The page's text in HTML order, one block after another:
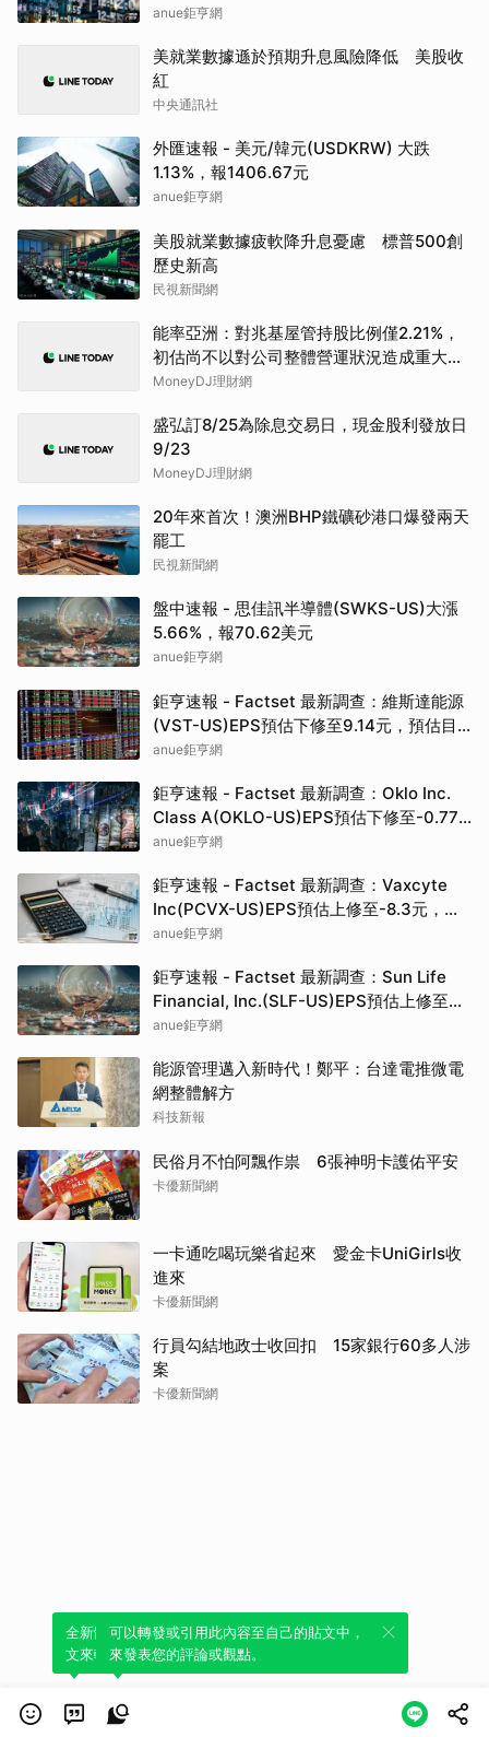
anue鉅亨網
美就業數據遜於預期升息風險降低 美股收
紅
中央通訊社
外匯速報 - 美元/韓元(USDKRW) 大跌
1.13%，報1406.67元
anue鉅亨網
美股就業數據疲軟降升息憂慮 標普500創
歷史新高
民視新聞網
能率亞洲：對兆基屋管持股比例僅2.21%，
初估尚不以對公司整體營運狀況造成重大影
響
MoneyDJ理財網
盛弘訂8/25為除息交易日，現金股利發放日
9/23
MoneyDJ理財網
20年來首次！澳洲BHP鐵礦砂港口爆發兩天
罷工
民視新聞網
盤中速報 - 思佳訊半導體(SWKS-US)大漲
5.66%，報70.62美元
anue鉅亨網
鉅亨速報 - Factset 最新調查：維斯達能源
(VST-US)EPS預估下修至9.14元，預估目
標價為222.00元
anue鉅亨網
鉅亨速報 - Factset 最新調查：Oklo Inc.
Class A(OKLO-US)EPS預估下修至-0.77
元，預估目標價為83.50元
anue鉅亨網
鉅亨速報 - Factset 最新調查：Vaxcyte
Inc(PCVX-US)EPS預估上修至-8.3元，預
估目標價為110.00元
anue鉅亨網
鉅亨速報 - Factset 最新調查：Sun Life
Financial, Inc.(SLF-US)EPS預估上修至
5.73元，預估目標價為80.81元
anue鉅亨網
能源管理邁入新時代！鄭平：台達電推微電
網整體解方
科技新報
民俗月不怕阿飄作祟 6張神明卡護佑平安
卡優新聞網
一卡通吃喝玩樂省起來 愛金卡UniGirls收
進來
卡優新聞網
行員勾結地政士收回扣 15家銀行60多人涉
案
卡優新聞網
全新體驗！一鍵引用此內容，透過發布貼
文來輕鬆表達個人立場。
可以轉發或引用此內容至自己的貼文中，
來發表您的評論或觀點。